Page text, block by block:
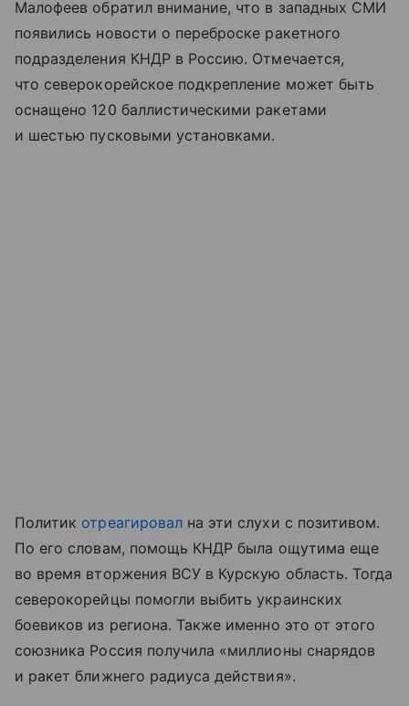
Малофеев обратил внимание, что в западных СМИ
появились новости о переброске ракетного
подразделения КНДР в Россию. Отмечается,
что северокорейское подкрепление может быть
оснащено 120 баллистическими ракетами
и шестью пусковыми установками.
Политик отреагировална эти слухи с позитивом.
По его словам, помощь КНДР была ощутима еще
во время вторжения ВСУ в Курскую область. Тогда
северокорейцы помогли выбить украинских
боевиков из региона. Также именно это от этого
союзника Россия получила «миллионы снарядов
и ракет ближнего радиуса действия».